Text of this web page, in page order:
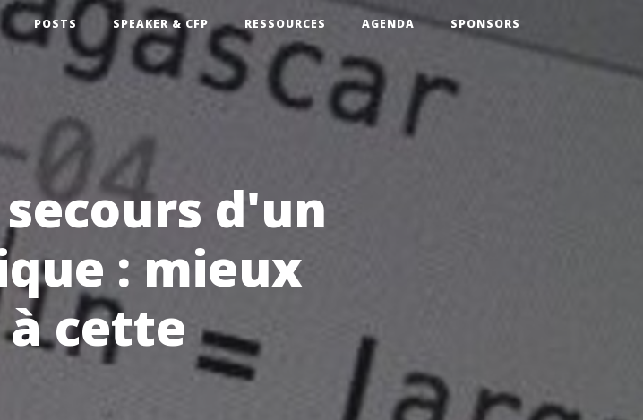
POSTS SPEAKER & CFP RESSOURCES AGENDA SPONSORS
d'un
: mieux
cette